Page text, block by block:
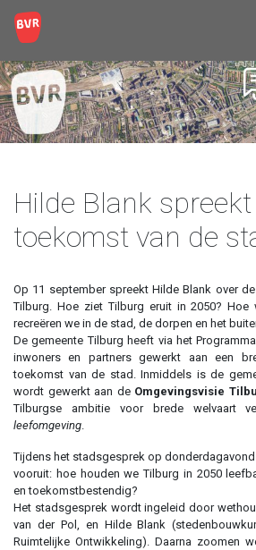
Hilde Blank
toekomst van de
Op 11 september spreekt Hilde Blank over
Tilburg. Hoe ziet Tilburg eruit in 2050? Hoe
recreëren we in de stad, de dorpen en het
De gemeente Tilburg heeft via het
inwoners en partners gewerkt aan een
toekomst van de stad. Inmiddels is de
wordt gewerkt aan de Omgevingsvisie
Tilburgse ambitie voor brede welvaart
leefomgeving.
Tijdens het stadsgesprek op
vooruit: hoe houden we Tilburg in 2050
en toekomstbestendig?
Het stadsgesprek wordt ingeleid door
van der Pol, en Hilde Blank
Ruimtelijke Ontwikkeling). Daarna zoomen